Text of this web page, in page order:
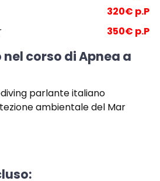
320€ p.P
350€ p.P
corso di Apnea a
parlante italiano
ambientale del Mar